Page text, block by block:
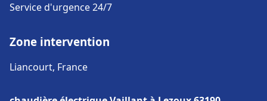
Service d'urgence 24/7
Zone intervention
Liancourt, France